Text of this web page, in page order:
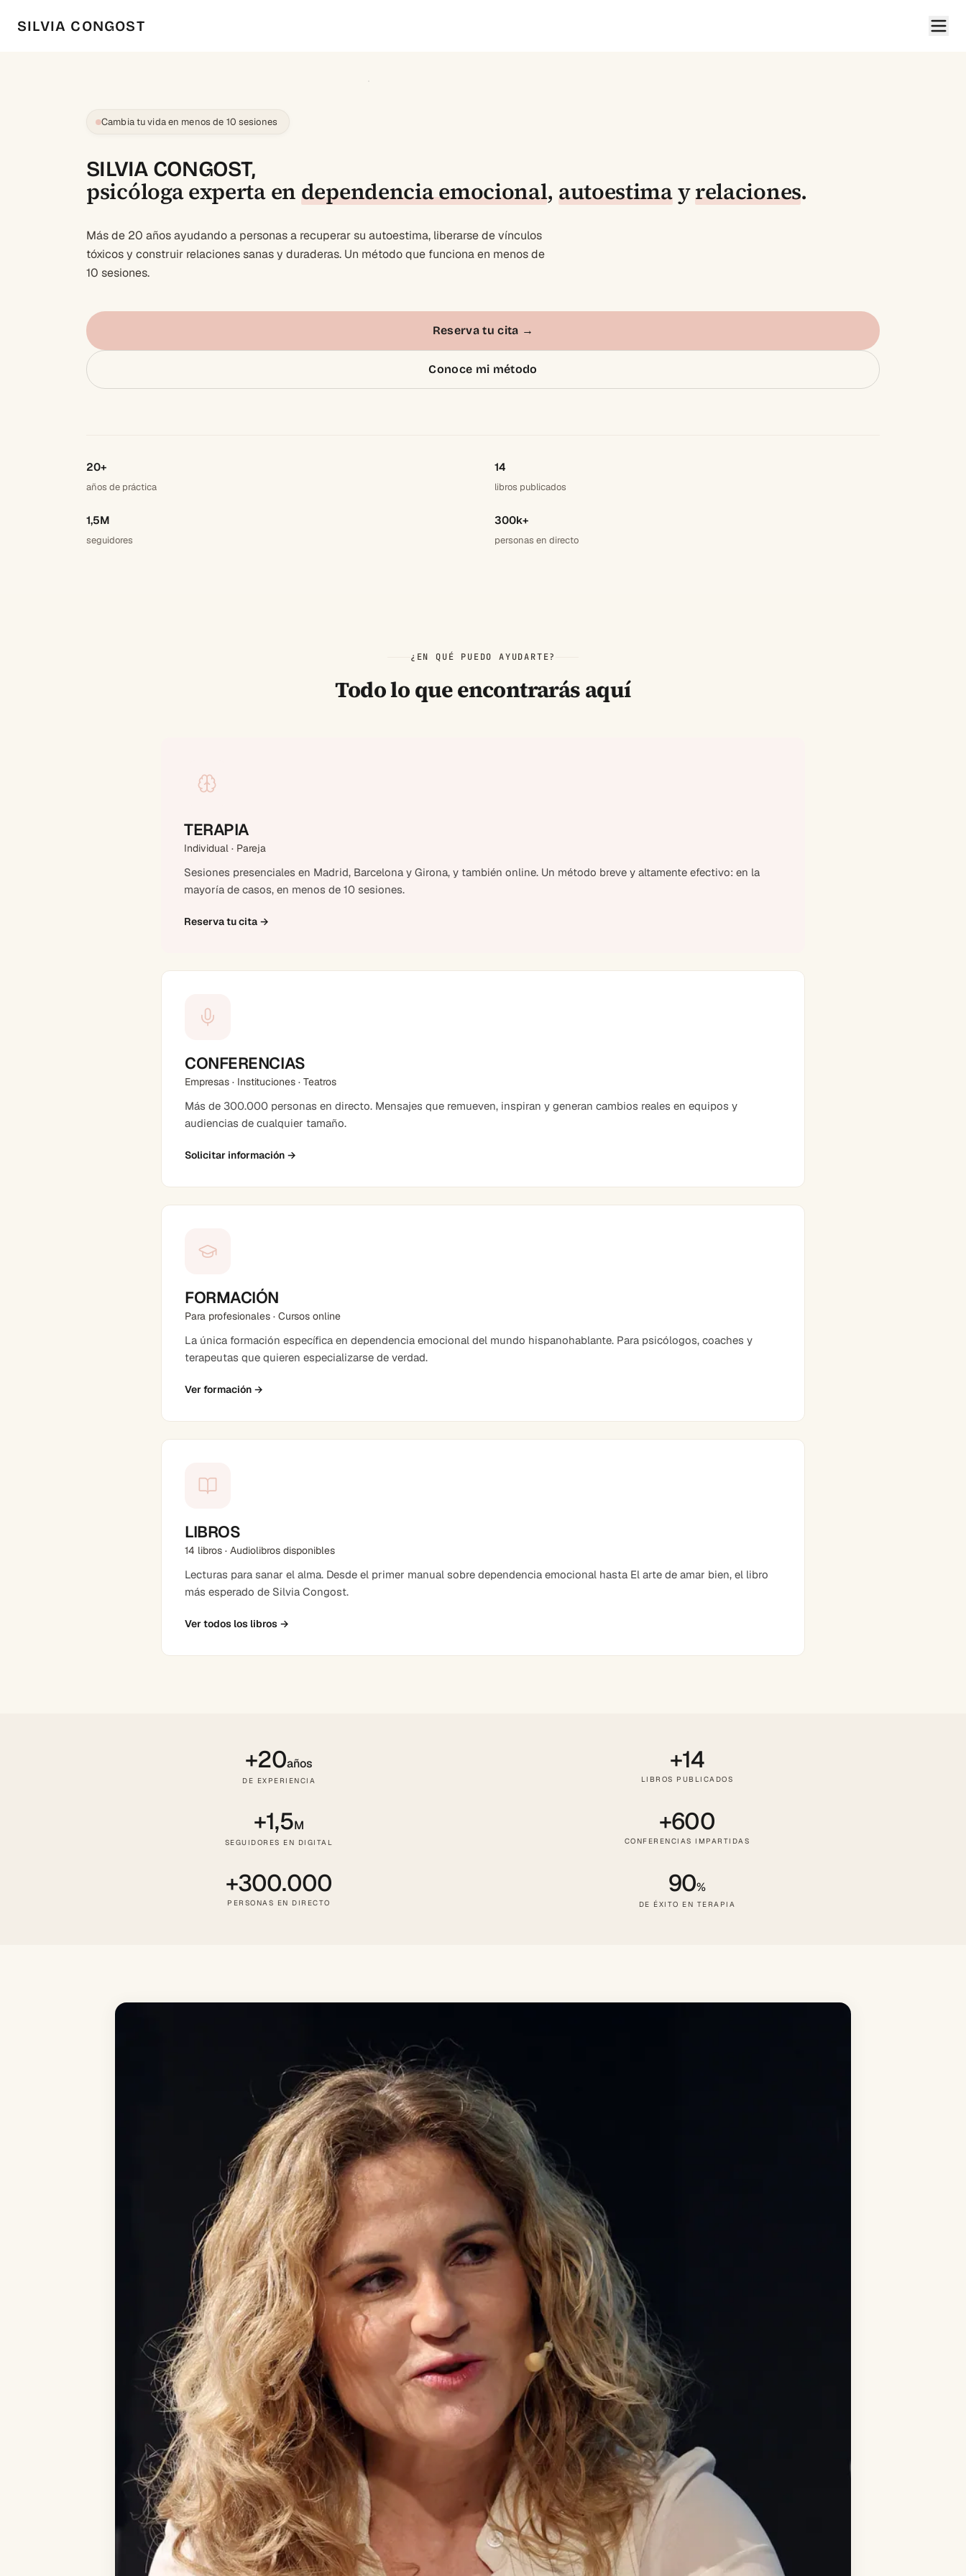
SILVIA CONGOST
Cambia tu vida en menos de 10 sesiones
SILVIA CONGOST,
psicóloga experta endependencia emocional, autoestimayrelaciones.
Más de 20 años ayudando a personas a recuperar su autoestima, liberarse de vínculos
tóxicos y construir relaciones sanas y duraderas. Un método que funciona en menos de
10 sesiones.
Reserva tu cita →
Conoce mi método
20+
años de práctica
14
libros publicados
1,5M
seguidores
300k+
personas en directo
¿EN QUÉ PUEDO AYUDARTE?
Todo lo que encontrarás aquí
TERAPIA
Individual · Pareja
Sesiones presenciales en Madrid, Barcelona y Girona, y también online. Un método breve y altamente efectivo: en la
mayoría de casos, en menos de 10 sesiones.
Reserva tu cita →
CONFERENCIAS
Empresas · Instituciones · Teatros
Más de 300.000 personas en directo. Mensajes que remueven, inspiran y generan cambios reales en equipos y
audiencias de cualquier tamaño.
Solicitar información →
FORMACIÓN
Para profesionales · Cursos online
La única formación específica en dependencia emocional del mundo hispanohablante. Para psicólogos, coaches y
terapeutas que quieren especializarse de verdad.
Ver formación →
LIBROS
14 libros · Audiolibros disponibles
Lecturas para sanar el alma. Desde el primer manual sobre dependencia emocional hasta El arte de amar bien, el libro
más esperado de Silvia Congost.
Ver todos los libros →
+20años
DE EXPERIENCIA
+14
LIBROS PUBLICADOS
+1,5M
SEGUIDORES EN DIGITAL
+600
CONFERENCIAS IMPARTIDAS
+300.000
PERSONAS EN DIRECTO
90%
DE ÉXITO EN TERAPIA